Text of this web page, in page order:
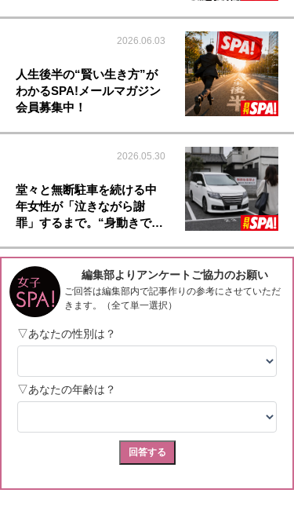
2026.06.03
人生後半の“賢い生き方”が
わかるSPA!メールマガジン
会員募集中！
2026.05.30
堂々と無断駐車を続ける中
年女性が「泣きながら謝
罪」するまで。“身動きで…